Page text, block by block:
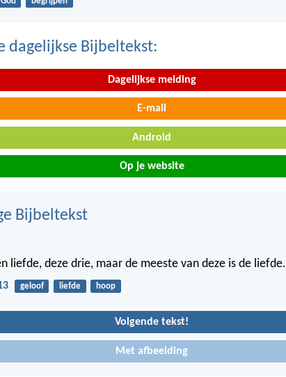
dagelijkse Bijbeltekst:
Dagelijkse melding
E-mail
Android
Op je website
Bijbeltekst
liefde, deze drie, maar de meeste van deze is de liefde.
geloof liefde hoop
Volgende tekst!
Met afbeelding